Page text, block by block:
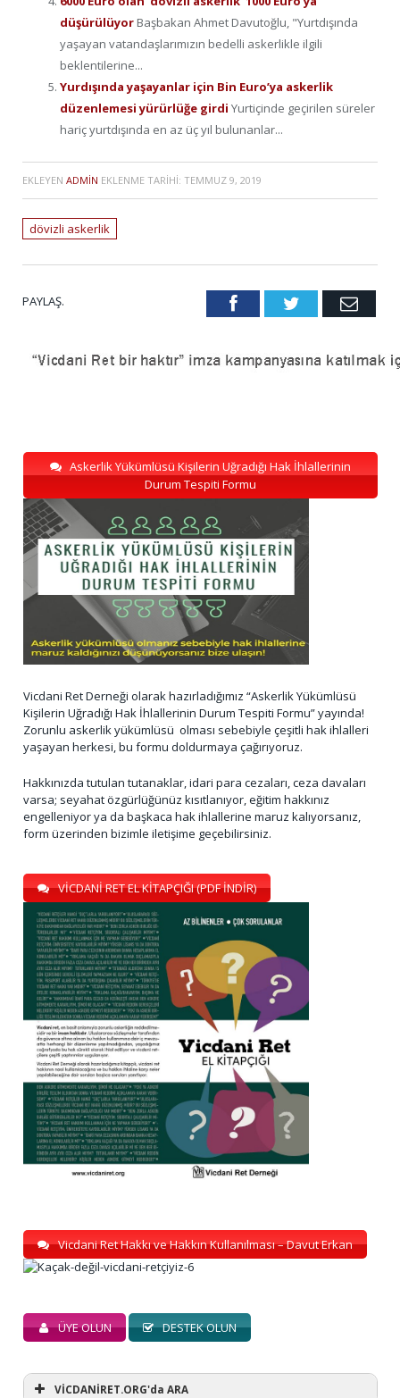
düşürülüyor Başbakan Ahmet Davutoğlu, "Yurtdışında
yaşayan vatandaşlarımızın bedelli askerlikle ilgili
beklentilerine...
Yurdışında yaşayanlar için Bin Euro’ya askerlik
düzenlemesi yürürlüğe girdi Yurtiçinde geçirilen süreler
hariç yurtdışında en az üç yıl bulunanlar...
EKLEYEN ADMIN EKLENME TARIHI: TEMMUZ 9, 2019
dövizli askerlik
PAYLAŞ. FacebookTwitter Email
Askerlik Yükümlüsü Kişilerin Uğradığı Hak İhlallerinin
Durum Tespiti Formu
Vicdani Ret Derneği olarak hazırladığımız “Askerlik Yükümlüsü
Kişilerin Uğradığı Hak İhlallerinin Durum Tespiti Formu” yayında!
Zorunlu askerlik yükümlüsü olması sebebiyle çeşitli hak ihlalleri
yaşayan herkesi, bu formu doldurmaya çağırıyoruz.
Hakkınızda tutulan tutanaklar, idari para cezaları, ceza davaları
varsa; seyahat özgürlüğünüz kısıtlanıyor, eğitim hakkınız
engelleniyor ya da başkaca hak ihlallerine maruz kalıyorsanız,
form üzerinden bizimle iletişime geçebilirsiniz.
VİCDANİ RET EL KİTAPÇIĞI (PDF İNDİR)
Vicdani Ret Hakkı ve Hakkın Kullanılması – Davut Erkan
ÜYE OLUN DESTEK OLUN
VİCDANİRET.ORG'da ARA